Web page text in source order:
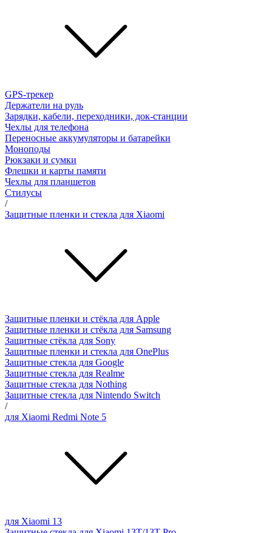
GPS-трекер
Держатели на руль
Зарядки, кабели, переходники, док-станции
Чехлы для телефона
Переносные аккумуляторы и батарейки
Моноподы
Рюкзаки и сумки
Флешки и карты памяти
Чехлы для планшетов
Стилусы
/
Защитные пленки и стекла для Xiaomi
Защитные пленки и стёкла для Apple
Защитные пленки и стёкла для Samsung
Защитные стёкла для Sony
Защитные пленки и стекла для OnePlus
Защитные стекла для Google
Защитные стекла для Realme
Защитные стекла для Nothing
Защитные стекла для Nintendo Switch
/
для Xiaomi Redmi Note 5
для Xiaomi 13